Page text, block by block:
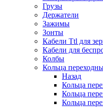
Грузы
Держатели
Зажимы
Зонты
Кабели Ttl для
Кабели для
Колбы
Кольца
Назад
Кольца
Кольца
Кольца